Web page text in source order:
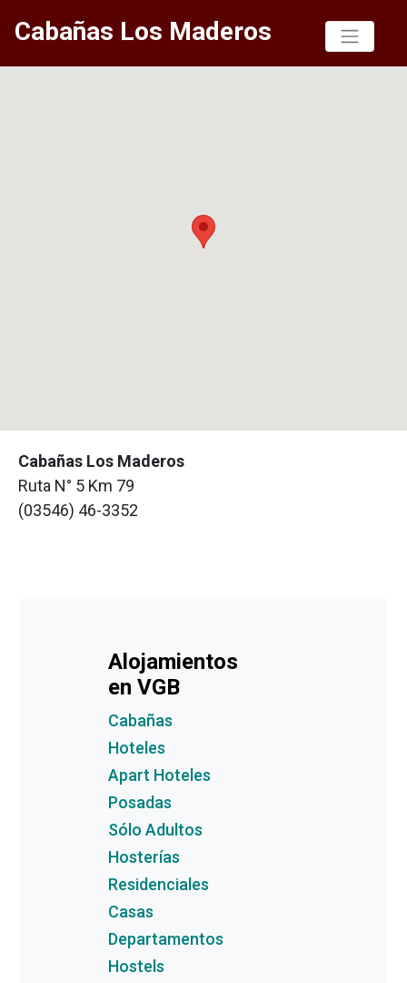
Cabañas Los Maderos
Cabañas Los Maderos
Ruta N° 5 Km 79
(03546) 46-3352
Alojamientos
en VGB
Cabañas
Hoteles
Apart Hoteles
Posadas
Sólo Adultos
Hosterías
Residenciales
Casas
Departamentos
Hostels